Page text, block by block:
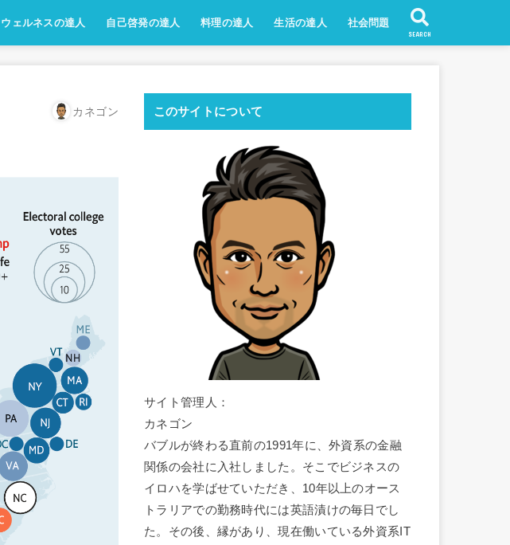
ウェルネスの達人 自己啓発の達人 料理の達人 生活の達人 社会問題
SEARCH
カネゴン このサイトについて
サイト管理人：
カネゴン
バブルが終わる直前の1991年に、外資系の金融
関係の会社に入社しました。そこでビジネスの
イロハを学ばせていただき、10年以上のオース
トラリアでの勤務時代には英語漬けの毎日でし
た。その後、縁があり、現在働いている外資系IT